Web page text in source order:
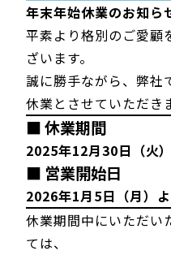
年末年始休業のお知ら
平素より格別のご愛顧
ざいます。
誠に勝手ながら、弊社
休業とさせていただき
■ 休業期間
2025年12月30日（火
■ 営業開始日
2026年1月5日（月）
休業期間中にいただい
ては、